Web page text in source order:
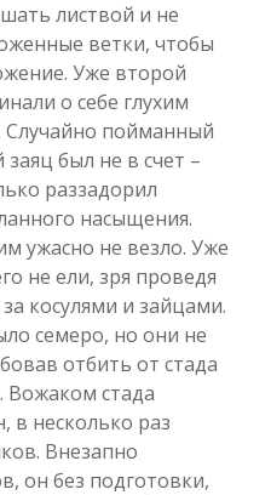
листвой и не
ветки, чтобы
Уже второй
о себе глухим
Случайно пойманный
был не в счет –
раззадорил
насыщения.
ужасно не везло. Уже
не ели, зря проведя
косулями и зайцами.
семеро, но они не
отбить от стада
Вожаком стада
в несколько раз
Внезапно
он без подготовки,